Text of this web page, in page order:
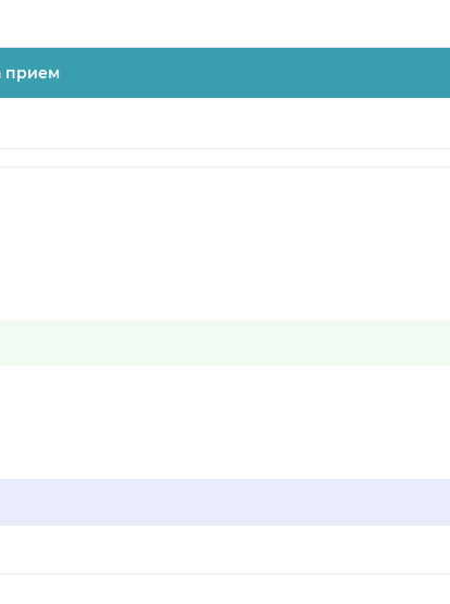
прием